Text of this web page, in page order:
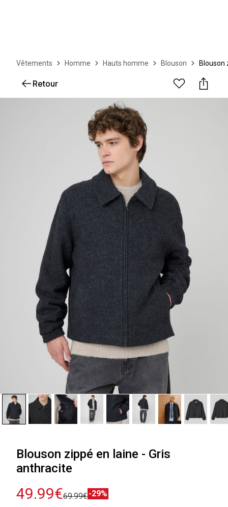
Vêtements Homme Hauts homme Blouson Blouson
Retour
Blouson zippé en laine - Gris
anthracite
49.99€69.99€-29%